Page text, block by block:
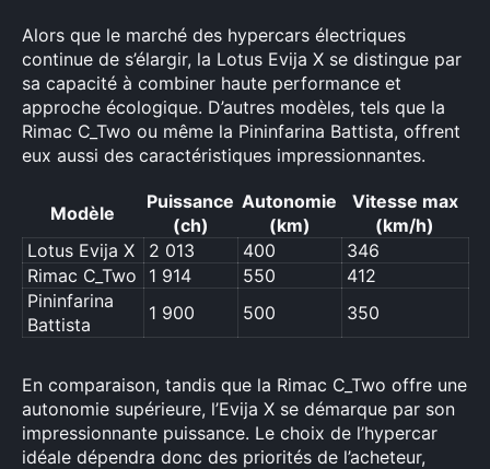
Alors que le marché des hypercars électriques
continue de s’élargir, la Lotus Evija X se distingue par
sa capacité à combiner haute performance et
approche écologique. D’autres modèles, tels que la
Rimac C_Two ou même la Pininfarina Battista, offrent
eux aussi des caractéristiques impressionnantes.
Modèle
Puissance
(ch)
Autonomie
(km)
Vitesse max
(km/h)
Lotus Evija X
2 013 400
346
Rimac C_Two
1 914 550
412
Pininfarina
Battista
1 900 500 350
En comparaison, tandis que la Rimac C_Two offre une
autonomie supérieure, l’Evija X se démarque par son
impressionnante puissance. Le choix de l’hypercar
idéale dépendra donc des priorités de l’acheteur,
Rechercher
: